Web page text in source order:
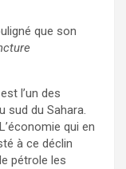
que son
l’un des
sud du Sahara.
qui en
à ce déclin
pétrole les